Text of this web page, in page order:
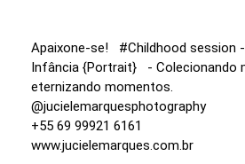
Apaixone-se! #Childhood session
Infância {Portrait} - Colecionando
eternizando momentos.
@jucielemarquesphotography
+55 69 99921 6161
www.jucielemarques.com.br